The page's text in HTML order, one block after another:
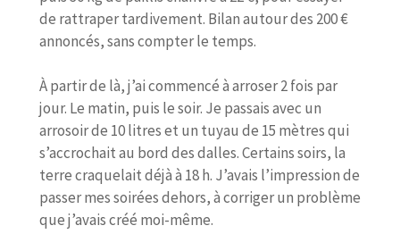
de rattraper tardivement. Bilan autour des 200 €
annoncés, sans compter le temps.
À partir de là, j’ai commencé à arroser 2 fois par
jour. Le matin, puis le soir. Je passais avec un
arrosoir de 10 litres et un tuyau de 15 mètres qui
s’accrochait au bord des dalles. Certains soirs, la
terre craquelait déjà à 18 h. J’avais l’impression de
passer mes soirées dehors, à corriger un problème
que j’avais créé moi-même.